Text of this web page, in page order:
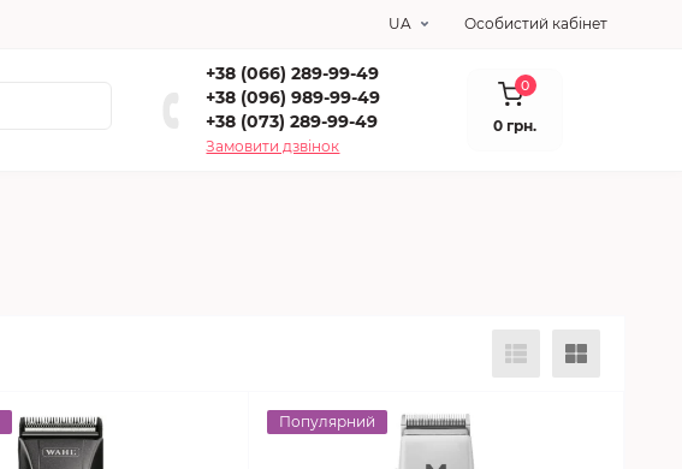
UA Особистий кабінет
+38 (066) 289-99-49
+38 (096) 989-99-49
+38 (073) 289-99-49
Замовити дзвінок
0
0 грн.
Популярний